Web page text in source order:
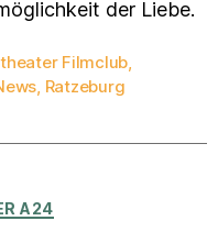
der Liebe.
Filmclub,
, Ratzeburg
A24